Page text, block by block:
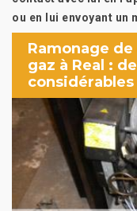
ou en lui envoyant un
Ramonage
gaz à Real :
considérables